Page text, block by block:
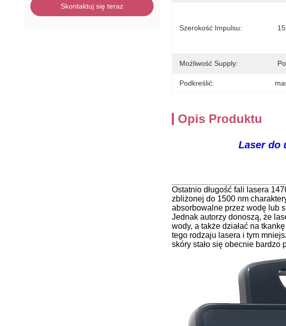
Skontaktuj się teraz
Szerokość Impulsu:
Możliwość Supply:
Podkreślić:
Opis Produktu
Laser do
Ostatnio długość fali lasera
zbliżonej do 1500 nm
absorbowalne przez wodę lub
Jednak autorzy donoszą, że
wody, a także działać na
tego rodzaju lasera i tym
skóry stało się obecnie bardzo